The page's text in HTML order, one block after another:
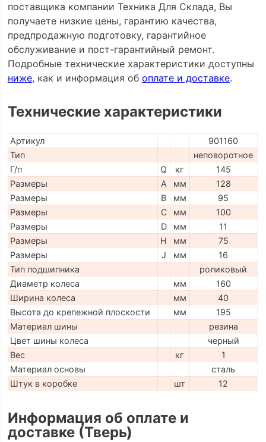
поставщика компании Техника Для Склада, Вы
получаете низкие цены, гарантию качества,
предпродажную подготовку, гарантийное
обслуживание и пост-гарантийный ремонт.
Подробные технические характеристики доступны
ниже, как и информация об оплате и доставке.
Технические характеристики
Артикул
901160
Тип
неповоротное
Г/п
Q кг
145
Размеры
A мм
128
Размеры
B мм
95
Размеры
C мм
100
Размеры
D мм
11
Размеры
H мм
75
Размеры
J мм
16
Тип подшипника
роликовый
Диаметр колеса
мм
160
Ширина колеса
мм
40
Высота до крепежной плоскости
мм
195
Материал шины
резина
Цвет шины колеса
черный
Вес
кг
1
Материал основы
сталь
Штук в коробке
шт 12
Информация об оплате и
доставке (Тверь)